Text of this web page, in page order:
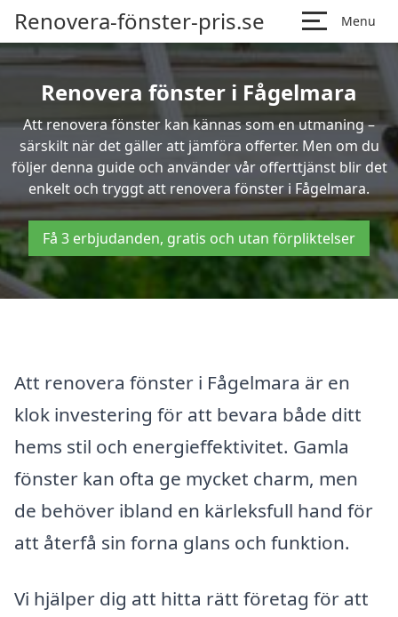
Renovera-fönster-pris.se Menu
Renovera fönster i Fågelmara
Att renovera fönster kan kännas som en utmaning –
särskilt när det gäller att jämföra offerter. Men om du
följer denna guide och använder vår offerttjänst blir det
enkelt och tryggt att renovera fönster i Fågelmara.
Få 3 erbjudanden, gratis och utan förpliktelser
Att renovera fönster i Fågelmara är en
klok investering för att bevara både ditt
hems stil och energieffektivitet. Gamla
fönster kan ofta ge mycket charm, men
de behöver ibland en kärleksfull hand för
att återfå sin forna glans och funktion.
Vi hjälper dig att hitta rätt företag för att